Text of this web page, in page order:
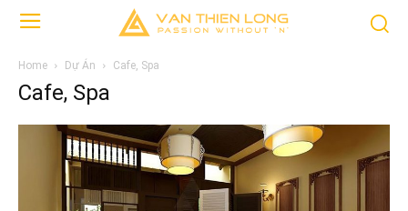
Home Dự Án Cafe, Spa
Cafe, Spa